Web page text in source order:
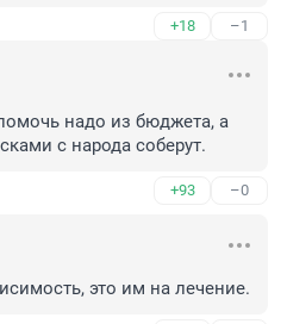
+18 –1
надо из бюджета, а
с народа соберут.
+93 –0
это им на лечение.